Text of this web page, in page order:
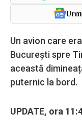
Un avion care
București spre
această
puternic la bord.
UPDATE, ora